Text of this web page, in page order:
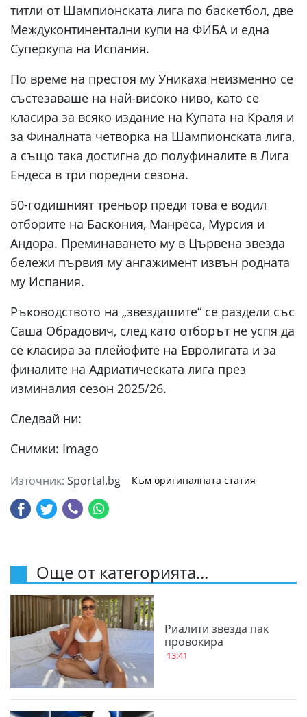
титли от Шампионската лига по баскетбол, две
Междуконтинентални купи на ФИБА и една
Суперкупа на Испания.
По време на престоя му Уникаха неизменно се
състезаваше на най-високо ниво, като се
класира за всяко издание на Купата на Краля и
за Финалната четворка на Шампионската лига,
а също така достигна до полуфиналите в Лига
Ендеса в три поредни сезона.
50-годишният треньор преди това е водил
отборите на Баскония, Манреса, Мурсия и
Андора. Преминаването му в Цървена звезда
бележи първия му ангажимент извън родната
му Испания.
Ръководството на „звездашите“ се раздели със
Саша Обрадович, след като отборът не успя да
се класира за плейофите на Евролигата и за
финалите на Адриатическата лига през
изминалия сезон 2025/26.
Следвай ни:
Снимки: Imago
Източник: Sportal.bg Към оригиналната статия
Още от категорията...
Риалити звезда пак
провокира
13:41